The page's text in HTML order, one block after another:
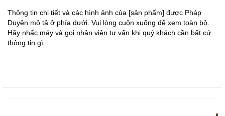
Thông tin chi tiết và các hình ảnh của [sản phẩm] được Pháp
Duyên mô tả ở phía dưới. Vui lòng cuộn xuống để xem toàn bộ.
Hãy nhấc máy và gọi nhân viên tư vấn khi quý khách cần bất cứ
thông tin gì.